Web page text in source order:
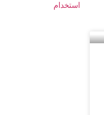
استخدام